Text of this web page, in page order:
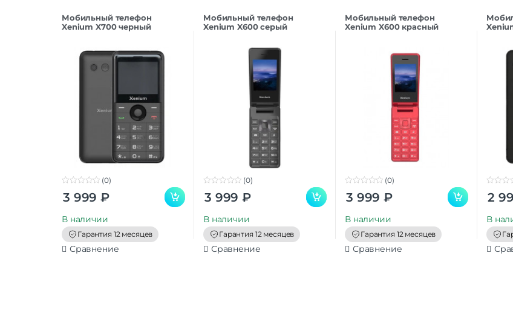
Мобильный телефон
Xenium X700 черный
o
o
(0)
3 999 ₽
В наличии
Гарантия 12 месяцев
Сравнение
Мобильный телефон
Xenium X600 серый
o
o
(0)
3 999 ₽
В наличии
Гарантия 12 месяцев
Сравнение
Мобильный телефон
Xenium X600 красный
o
o
(0)
3 999 ₽
В наличии
Гарантия 12 месяцев
Сравнение
o
o
2
В